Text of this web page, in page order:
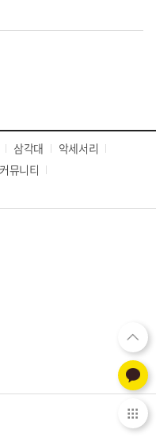
삼각대
악세서리
커뮤니티